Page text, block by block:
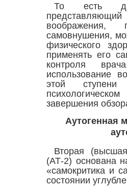
То есть
воображения,
самовнушения,
физического
применять его
контроля
использование
этой ступени
завершения
Аутогенная
Вторая
(АТ-2) основана
«самокритика и
состоянии